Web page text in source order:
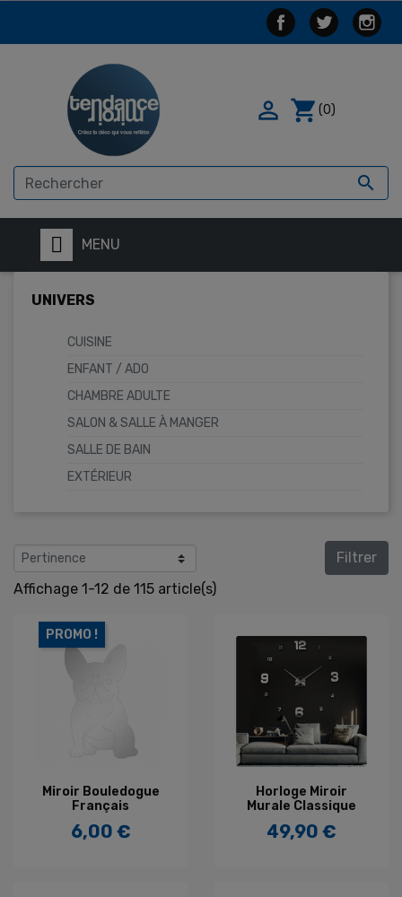

 shopping_cart (0)
MENU
UNIVERS
CUISINE
ENFANT / ADO
CHAMBRE ADULTE
SALON & SALLE À MANGER
SALLE DE BAIN
EXTÉRIEUR
Filtrer
Affichage 1-12 de 115 article(s)
Miroir Bouledogue
Français
Prix
6,00 €
PROMO !
Horloge Miroir
Murale Classique
Prix
49,90 €